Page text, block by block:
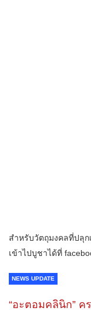
สำหรับวัตถุมงคลที่ปลุ
เข้าไปบูชาได้ที่
NEWS UPDATE
“อะตอมคลินิก” ค